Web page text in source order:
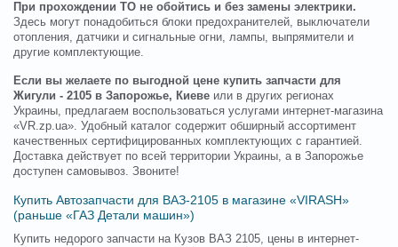
При прохождении ТО не обойтись и без замены электрики.
Здесь могут понадобиться блоки предохранителей, выключатели
отопления, датчики и сигнальные огни, лампы, выпрямители и
другие комплектующие.
Если вы желаете по выгодной цене купить запчасти для
Жигули - 2105 в Запорожье, Киеве или в других регионах
Украины, предлагаем воспользоваться услугами интернет-магазина
«VR.zp.ua». Удобный каталог содержит обширный ассортимент
качественных сертифицированных комплектующих с гарантией.
Доставка действует по всей территории Украины, а в Запорожье
доступен самовывоз. Звоните!
Купить Автозапчасти для ВАЗ-2105 в магазине «VIRASH»
(раньше «ГАЗ Детали машин»)
Купить недорого запчасти на Кузов ВАЗ 2105, цены в интернет-